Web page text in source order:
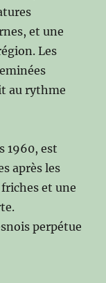
et une
Les
au rythme
1960, est
après les
et une
perpétue